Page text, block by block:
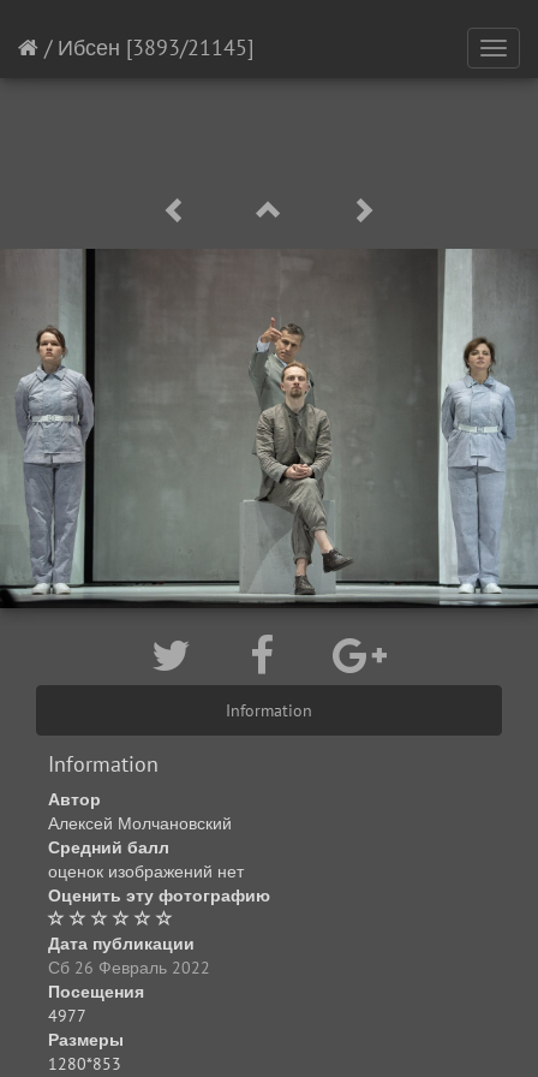
/ Ибсен [3893/21145]
Information
Information
Автор
Алексей Молчановский
Средний балл
оценок изображений нет
Оценить эту фотографию
Дата публикации
Сб 26 Февраль 2022
Посещения
4977
Размеры
1280*853